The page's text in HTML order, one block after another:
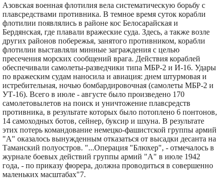
Азовская военная флотилия вела систематическую борьбу с
плавсредствами противника. В темное время суток корабли
флотилии появлялись в районе кос Белосарайская и
Бердянская, где плавали вражеские суда. Здесь, а также возле
других районов побережья, занятого противником, корабли
флотилии выставляли минные заграждения с целью
пресечения морских сообщений врага. Действия кораблей
обеспечивали самолеты-разведчики типа МБР-2 и И-16. Удары
по вражеским судам наносила и авиация: днем штурмовая и
истребительная, ночью бомбардировочная (самолеты МБР-2 и
УТ-16). Всего в июле - августе было произведено 170
самолетовылетов на поиск и уничтожение плавсредств
противника, в результате которых было потоплено 6 понтонов,
14 самоходных ботов, сейнер, буксир и шхуна. В результате
этих потерь командование немецко-фашистской группы армий
"А" оказалось вынужденным отказаться от высадки десанта на
Таманский полуостров. "...Операция "Блюхер", - отмечалось в
журнале боевых действий группы армий "А" в июле 1942
года, - по приказу фюрера, должна проводиться в совершенно
маленьких масштабах"7.